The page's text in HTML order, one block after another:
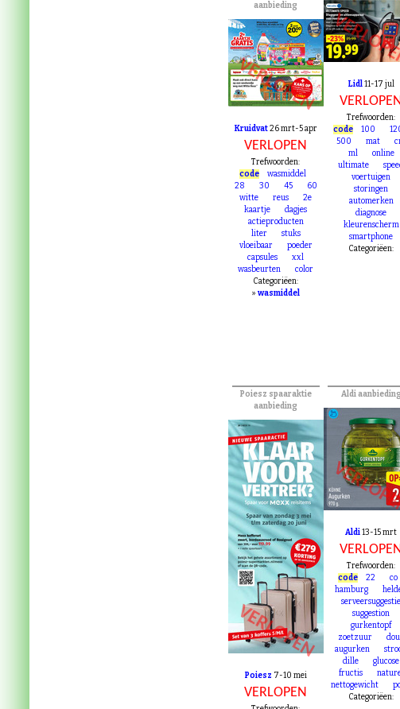
aanbieding
VERLOPEN
Kruidvat26 mrt-5 apr
VERLOPEN
Trefwoorden:
code
wasmiddel
28
30 45
60
witte
reus
2e
kaartje
dagjes
actieproducten
liter
stuks
vloeibaar
poeder
capsules
xxl
wasbeurten
color
Categoriëen:
»wasmiddel
Lidl11-17 jul
Trefwoorden:
code
100
500
mat
ml
online
ultimate
voertuigen
storingen
automerken
diagnose
kleurenscherm
smartphone
Categoriëen:
Poiesz spaaraktie
aanbieding
VERLOPEN
Poiesz 7-10 mei
VERLOPEN
Aldi aanbieding
Aldi13-15 mrt
Trefwoorden:
code
22
co
hamburg
serveersuggestie
suggestion
gurkentopf
zoetzuur
augurken
dille
glucose
fructis
nettogewicht
Categoriëen: